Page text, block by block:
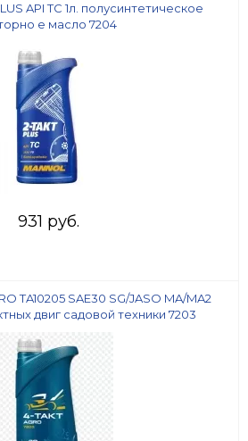
API TC 1л. полусинтетическое
е масло 7204
931 руб.
TA10205 SAE30 SG/JASO MA/MA2
двиг садовой техники 7203